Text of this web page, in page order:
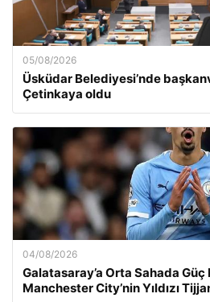
05/08/2026
Üsküdar Belediyesi’nde
Çetinkaya oldu
04/08/2026
Galatasaray’a Orta Sahada
Manchester City’nin Yıldızı